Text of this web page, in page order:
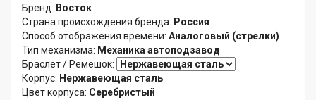
Бренд: Восток
Страна происхождения бренда: Россия
Способ отображения времени: Аналоговый (стрелки)
Тип механизма: Механика автоподзавод
Браслет / Ремешок:
Корпус: Нержавеющая сталь
Цвет корпуса: Серебристый